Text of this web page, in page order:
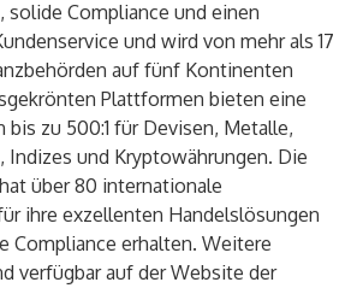
solide Compliance und einen
und wird von mehr als 17
auf fünf Kontinenten
Plattformen bieten eine
bis zu 500:1 für Devisen, Metalle,
Indizes und Kryptowährungen. Die
über 80 internationale
ihre exzellenten Handelslösungen
Compliance erhalten. Weitere
verfügbar auf derWebsite der